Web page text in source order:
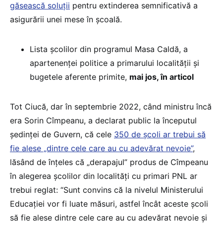
găsească soluții pentru extinderea semnificativă a
asigurării unei mese în școală.
Lista școlilor din programul Masa Caldă, a
apartenenței politice a primarului localității și
bugetele aferente primite, mai jos, în articol
Tot Ciucă, dar în septembrie 2022, când ministru încă
era Sorin Cîmpeanu, a declarat public la începutul
ședinței de Guvern, că cele 350 de școli ar trebui să
fie alese „dintre cele care au cu adevărat nevoie”,
lăsând de înțeles că „derapajul” produs de Cîmpeanu
în alegerea școlilor din localități cu primari PNL ar
trebui reglat: “Sunt convins că la nivelul Ministerului
Educației vor fi luate măsuri, astfel încât aceste școli
să fie alese dintre cele care au cu adevărat nevoie și